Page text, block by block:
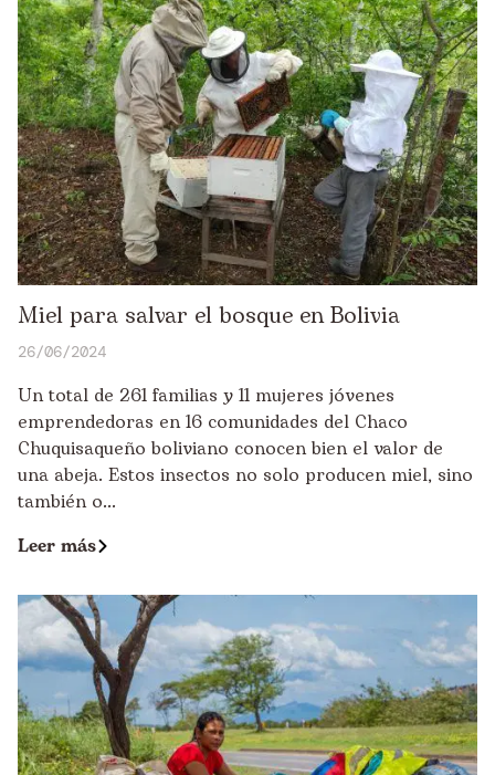
Miel para salvar el bosque en Bolivia
26/06/2024
Un total de 261 familias y 11 mujeres jóvenes
emprendedoras en 16 comunidades del Chaco
Chuquisaqueño boliviano conocen bien el valor de
una abeja. Estos insectos no solo producen miel, sino
también o...
Leer más